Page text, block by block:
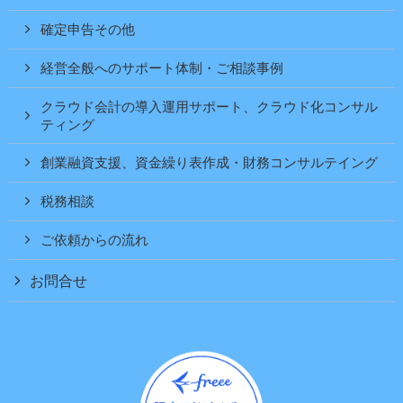
確定申告その他
経営全般へのサポート体制・ご相談事例
クラウド会計の導入運用サポート、クラウド化コンサル
ティング
創業融資支援、資金繰り表作成・財務コンサルテイング
税務相談
ご依頼からの流れ
お問合せ